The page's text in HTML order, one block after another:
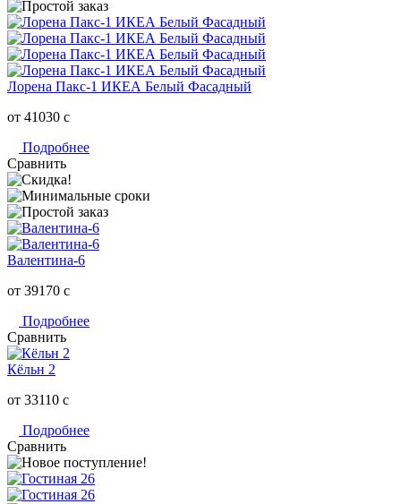
Лорена Пакс-1 ИКЕА Белый Фасадный
от 41030 c
Подробнее
Сравнить
Валентина-6
от 39170 c
Подробнее
Сравнить
Кёльн 2
от 33110 c
Подробнее
Сравнить